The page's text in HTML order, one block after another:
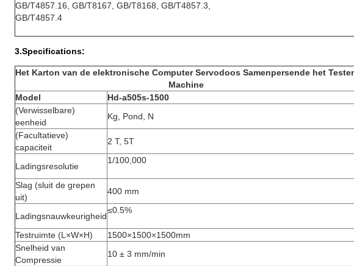
GB/T4857.16, GB/T8167, GB/T8168, GB/T4857.3,
GB/T4857.4
3.Specifications:
Het Karton van de elektronische Computer Servodoos Samenpersende het
Machine
Model
Hd-a505s-1500
(Verwisselbare)
eenheid
Kg, Pond, N
(Facultatieve)
capaciteit
2 T, 5T
Ladingsresolutie
1/100,000
Slag (sluit de grepen
uit)
400 mm
Ladingsnauwkeurigheid
≤0.5%
Testruimte (L×W×H)
1500×1500×1500mm
Snelheid van
Compressie
10 ± 3 mm/min